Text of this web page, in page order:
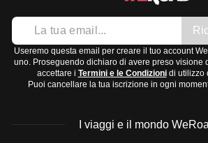
Useremo questa email per creare il tuo account
uno. Proseguendo dichiaro di avere preso visione
accettare i Termini e le Condizionidi utilizzo
Puoi cancellare la tua iscrizione in ogni
I viaggi e il mondo